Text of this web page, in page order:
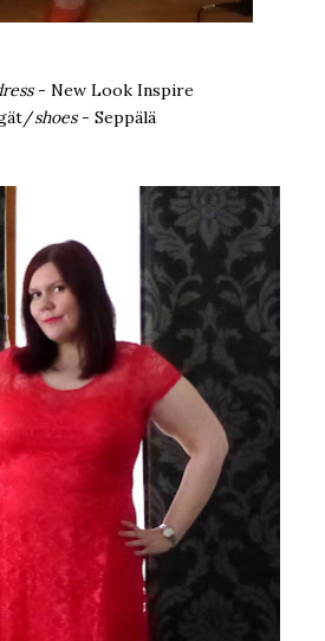
- New Look Inspire
shoes- Seppälä